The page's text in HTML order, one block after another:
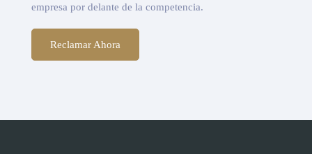
empresa por delante de la competencia.
Reclamar Ahora